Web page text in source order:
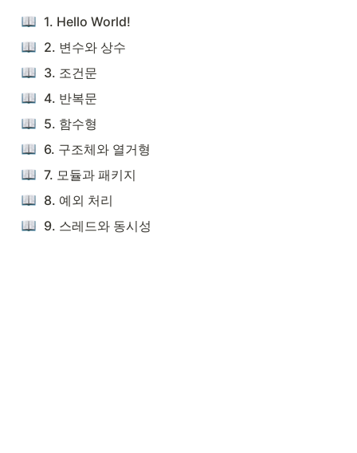
1. Hello World!
2. 변수와 상수
3. 조건문
4. 반복문
5. 함수형
6. 구조체와 열거형
7. 모듈과 패키지
8. 예외 처리
9. 스레드와 동시성